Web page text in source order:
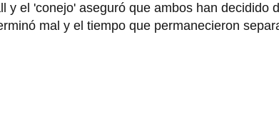
y el 'conejo' aseguró que ambos han decidido
mal y el tiempo que permanecieron